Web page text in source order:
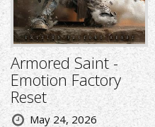
Armored Saint -
Emotion Factory
Reset
May 24, 2026